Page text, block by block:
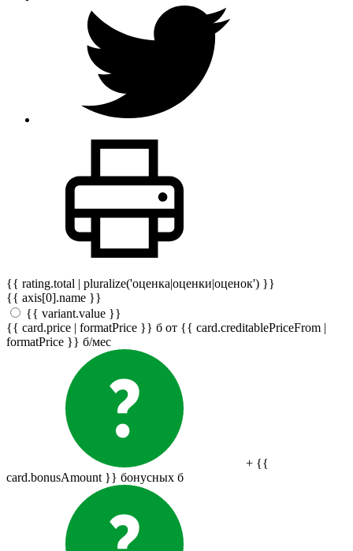
{{ rating.total | pluralize('оценка|оценки|оценок') }}
{{ axis[0].name }}
{{ variant.value }}
{{ card.price | formatPrice }} б от {{ card.creditablePriceFrom |
formatPrice }} б/мес
+ {{
card.bonusAmount }} бонусных б